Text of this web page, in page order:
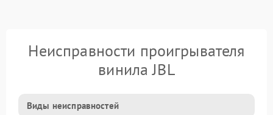
Неисправности проигрывателя
винила JBL
Виды неисправностей